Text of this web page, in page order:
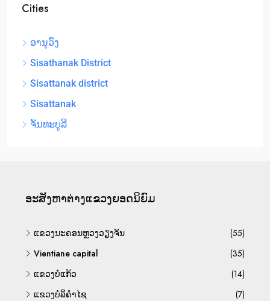
Cities
ອານຸວົງ
Sisathanak District
Sisattanak district
Sisattanak
ຈັນທະບູລີ
ອະ​ສັງ​ຫາ​ຕ່າງ​ແຂວງ​ຍອດ​ນິ​ຍົມ
ແຂວງນະຄອນຫຼວງວຽງຈັນ
(55)
Vientiane capital
(35)
ແຂວງບໍ່ແກ້ວ
(14)
ແຂວງບໍລິຄຳໄຊ
(7)